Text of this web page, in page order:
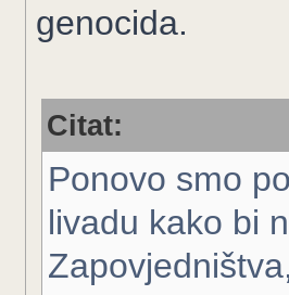
genocida.
Citat:
Ponovo smo
livadu kako bi